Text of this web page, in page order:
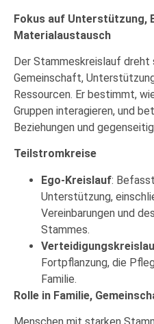
Fokus auf Unterstützung,
Materialaustausch
Der Stammeskreislauf dreht
Gemeinschaft,
Ressourcen. Er bestimmt,
Gruppen interagieren, und
Beziehungen und
Teilstromkreise
Ego-Kreislauf:
Unterstützung,
Vereinbarungen und
Stammes.
Fortpflanzung, die
Familie.
Rolle in Familie,